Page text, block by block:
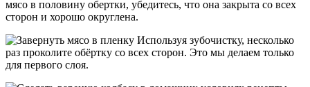
мясо в половину обертки, убедитесь, что она закрыта со всех
сторон и хорошо округлена.
Используя зубочистку, несколько
раз проколите обёртку со всех сторон. Это мы делаем только
для первого слоя.